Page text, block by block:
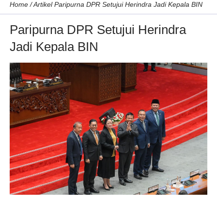
Home /Artikel Paripurna DPR Setujui Herindra Jadi Kepala BIN
Paripurna DPR Setujui Herindra
Jadi Kepala BIN